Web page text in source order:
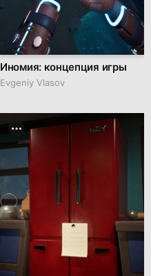
Иномия: концепция игры
Evgeniy Vlasov